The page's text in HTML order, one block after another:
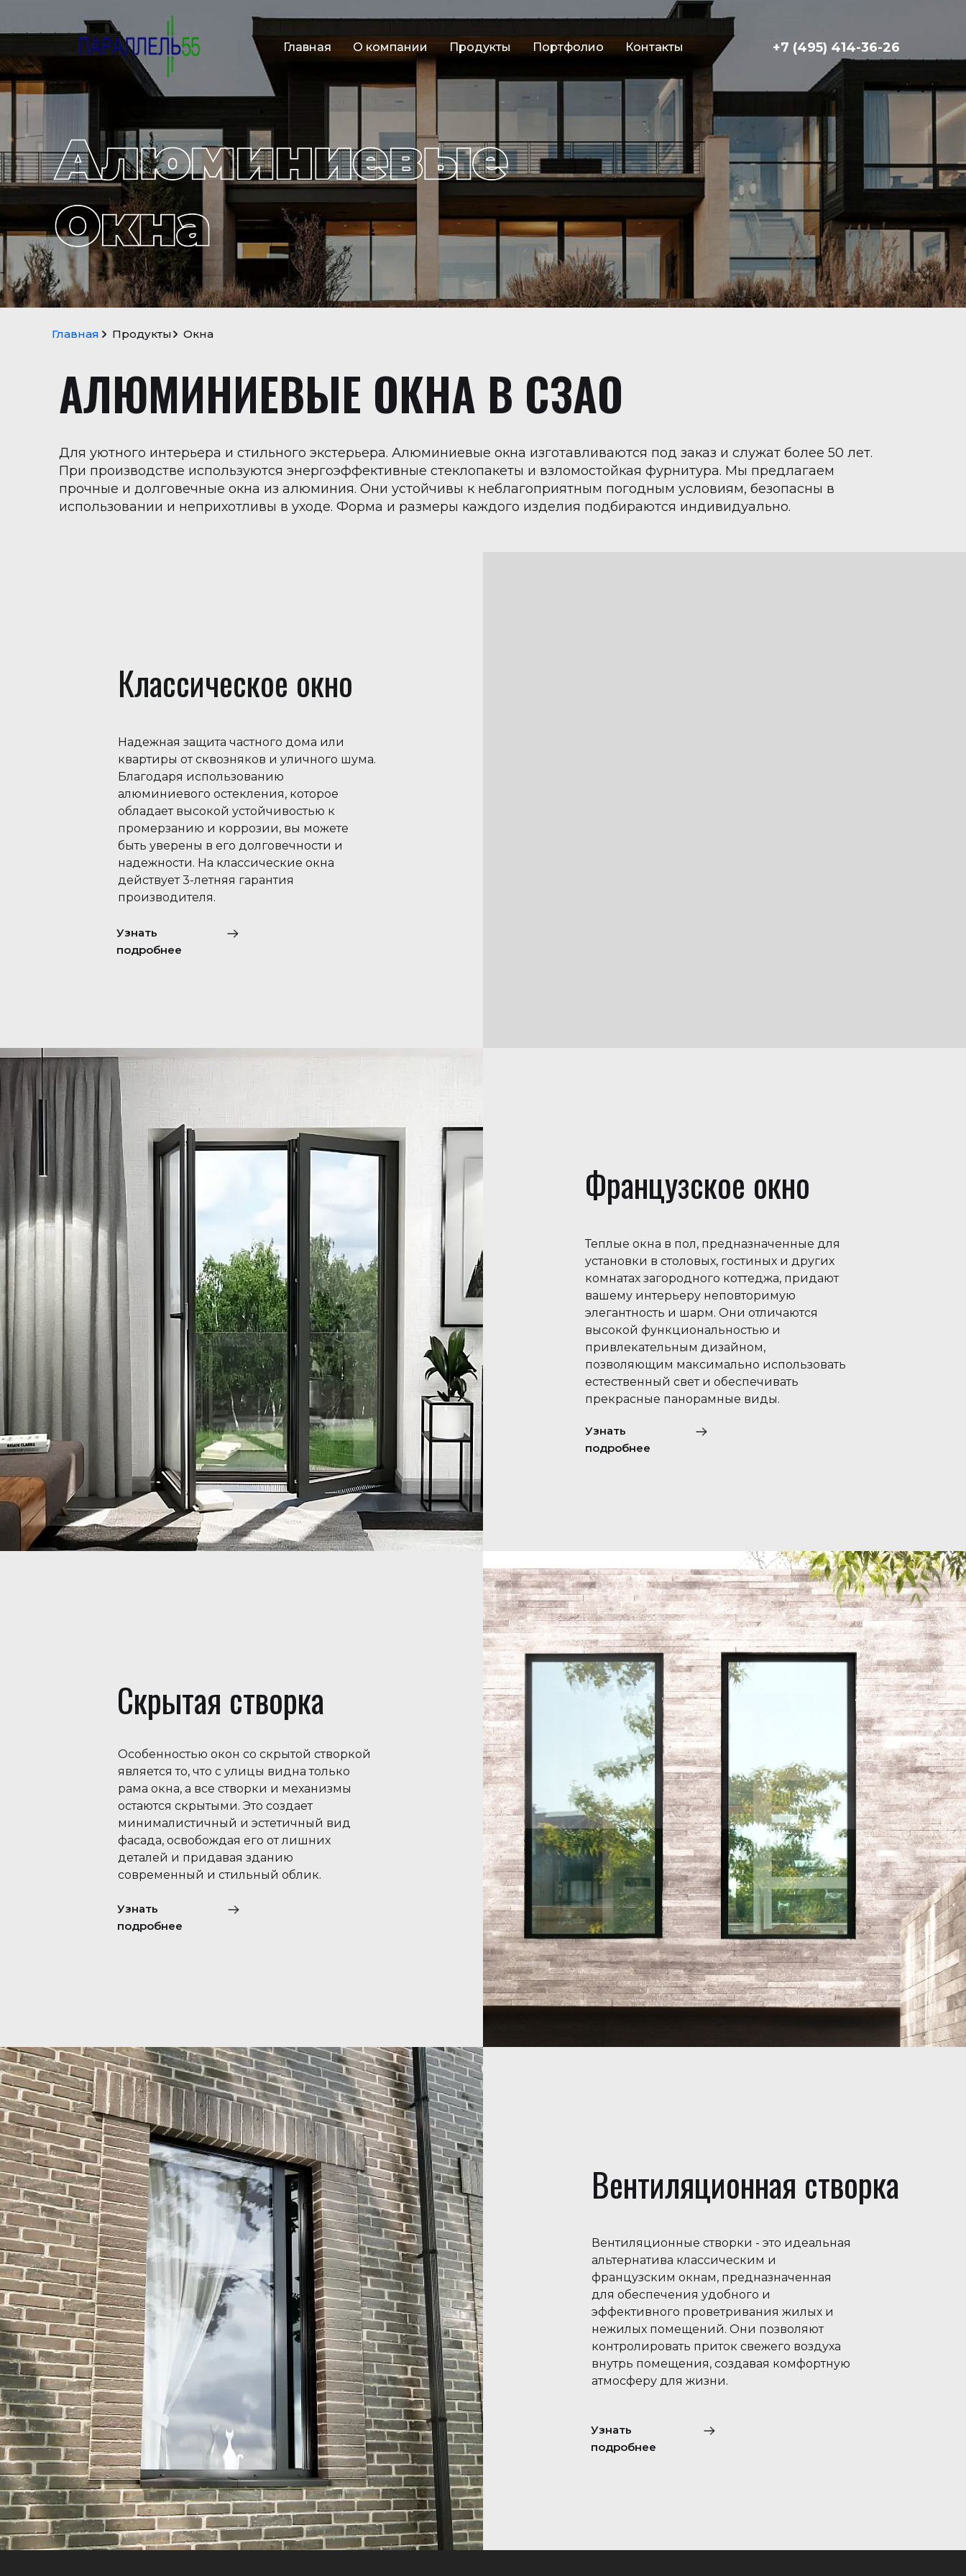
Главная О компании Продукты Портфолио Контакты +7 (495) 414-36-26
Продукты
Главная Окна
АЛЮМИНИЕВЫЕ ОКНА В СЗАО
Для уютного интерьера и стильного экстерьера. Алюминиевые окна изготавливаются под заказ и служат более 50 лет.
При производстве используются энергоэффективные стеклопакеты и взломостойкая фурнитура. Мы предлагаем
прочные и долговечные окна из алюминия. Они устойчивы к неблагоприятным погодным условиям, безопасны в
использовании и неприхотливы в уходе. Форма и размеры каждого изделия подбираются индивидуально.
Классическое окно
Надежная защита частного дома или
квартиры от сквозняков и уличного шума.
Благодаря использованию
алюминиевого остекления, которое
обладает высокой устойчивостью к
промерзанию и коррозии, вы можете
быть уверены в его долговечности и
надежности. На классические окна
действует 3-летняя гарантия
производителя.
Узнать
подробнее
Французское окно
Теплые окна в пол, предназначенные для
установки в столовых, гостиных и других
комнатах загородного коттеджа, придают
вашему интерьеру неповторимую
элегантность и шарм. Они отличаются
высокой функциональностью и
привлекательным дизайном,
позволяющим максимально использовать
естественный свет и обеспечивать
прекрасные панорамные виды.
Узнать
подробнее
Скрытая створка
Особенностью окон со скрытой створкой
является то, что с улицы видна только
рама окна, а все створки и механизмы
остаются скрытыми. Это создает
минималистичный и эстетичный вид
фасада, освобождая его от лишних
деталей и придавая зданию
современный и стильный облик.
Узнать
подробнее
Вентиляционная створка
Вентиляционные створки - это идеальная
альтернатива классическим и
французским окнам, предназначенная
для обеспечения удобного и
эффективного проветривания жилых и
нежилых помещений. Они позволяют
контролировать приток свежего воздуха
внутрь помещения, создавая комфортную
атмосферу для жизни.
Узнать
подробнее